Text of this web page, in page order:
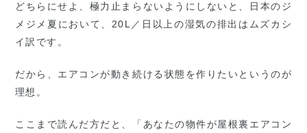
どちらにせよ、極力止まらないようにしないと、日本のジ
メジメ夏において、20L／日以上の湿気の排出はムズカシ
イ訳です。
だから、エアコンが動き続ける状態を作りたいというのが
理想。
ここまで読んだ方だと、「あなたの物件が屋根裏エアコン